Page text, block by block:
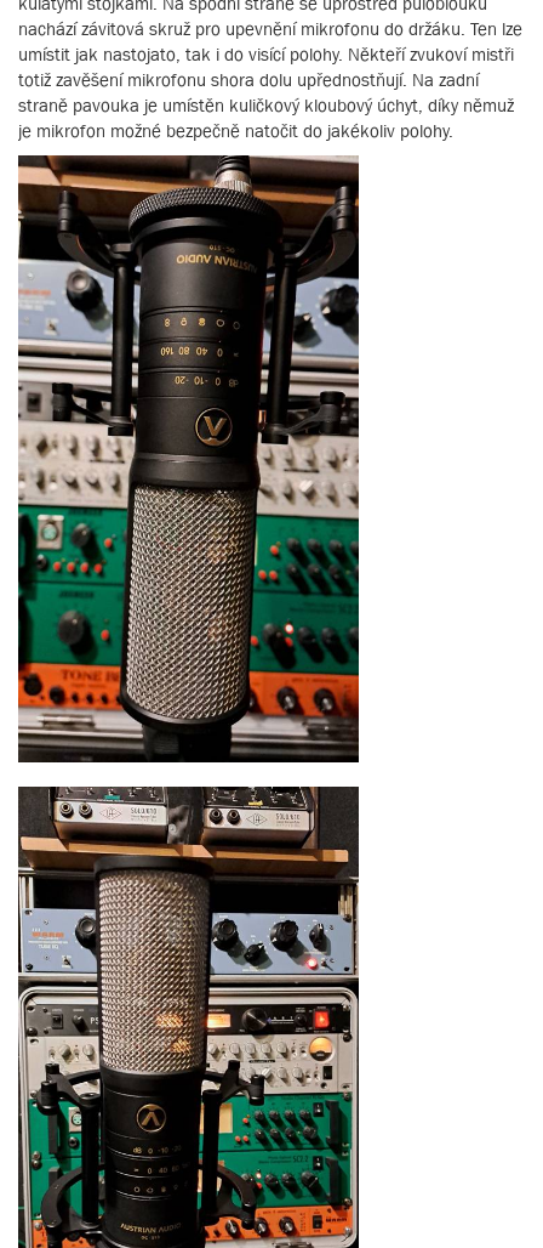
nachází závitová skruž pro upevnění mikrofonu do držáku. Ten lze
umístit jak nastojato, tak i do visící polohy. Někteří zvukoví mistři
totiž zavěšení mikrofonu shora dolu upřednostňují. Na zadní
straně pavouka je umístěn kuličkový kloubový úchyt, díky němuž
je mikrofon možné bezpečně natočit do jakékoliv polohy.